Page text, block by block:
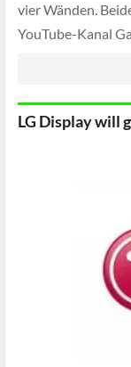
vier Wänden.
YouTube-Kanal
LG Display will